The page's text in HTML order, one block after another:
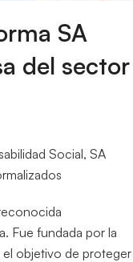
SA
del sector
Social, SA
Fue fundada por la
el objetivo de proteger